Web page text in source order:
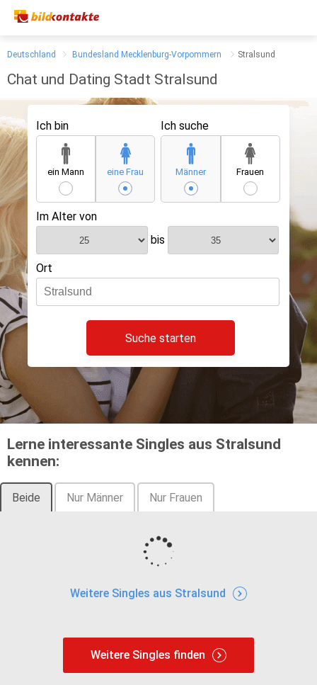
Deutschland Bundesland Mecklenburg-Vorpommern Stralsund
Chat und Dating Stadt Stralsund
Ich bin
ein Mann eine Frau
Ich suche
Männer Frauen
Im Alter von
bis
Ort
Suche starten
Lerne interessante Singles aus Stralsund
kennen:
Beide Nur Männer Nur Frauen
Weitere Singles aus Stralsund
Weitere Singles finden